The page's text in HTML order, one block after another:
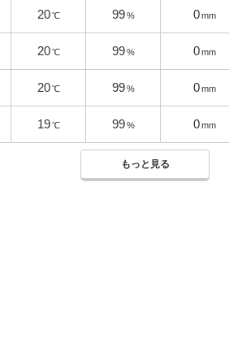
20℃ 99% 0mm
20℃ 99% 0mm
20℃ 99% 0mm
19℃ 99% 0mm
もっと見る